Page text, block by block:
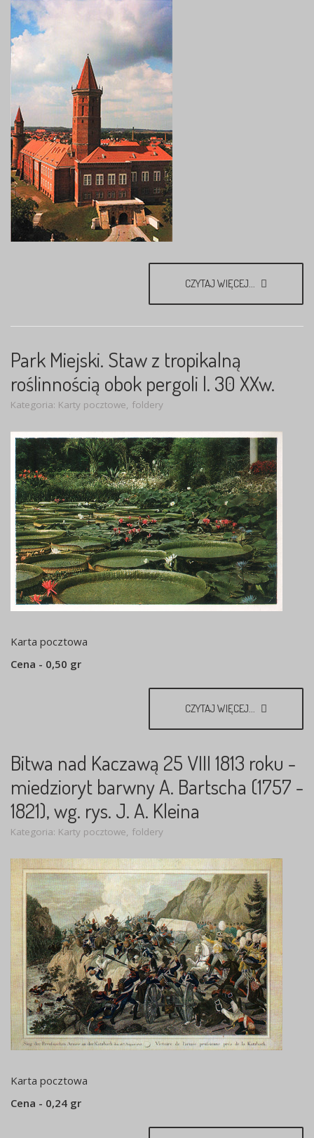
CZYTAJ WIĘCEJ...
Park Miejski. Staw z tropikalną
roślinnością obok pergoli l. 30 XXw.
Kategoria: Karty pocztowe, foldery
Karta pocztowa
Cena - 0,50 gr
CZYTAJ WIĘCEJ...
Bitwa nad Kaczawą 25 VIII 1813 roku -
miedzioryt barwny A. Bartscha (1757 -
1821), wg. rys. J. A. Kleina
Kategoria: Karty pocztowe, foldery
Karta pocztowa
Cena - 0,24 gr